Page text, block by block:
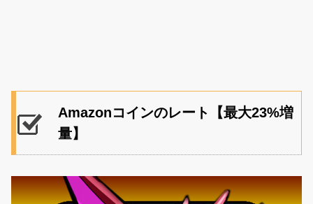
Amazonコインのレート【最大23%増
量】